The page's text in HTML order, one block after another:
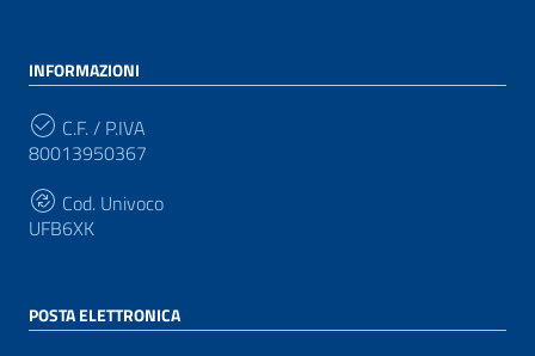
INFORMAZIONI
C.F. / P.IVA
80013950367
Cod. Univoco
UFB6XK
POSTA ELETTRONICA